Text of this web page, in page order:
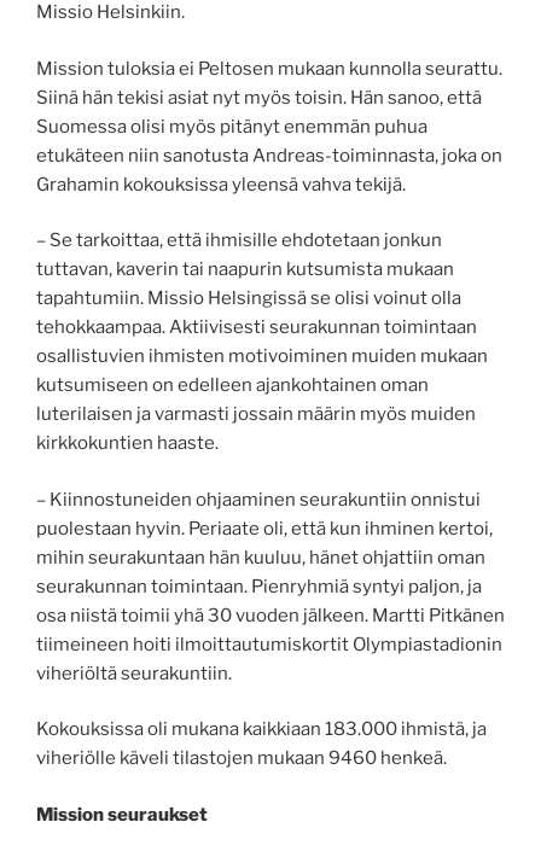
Missio Helsinkiin.
Mission tuloksia ei Peltosen mukaan kunnolla seurattu.
Siinä hän tekisi asiat nyt myös toisin. Hän sanoo, että
Suomessa olisi myös pitänyt enemmän puhua
etukäteen niin sanotusta Andreas-toiminnasta, joka on
Grahamin kokouksissa yleensä vahva tekijä.
– Se tarkoittaa, että ihmisille ehdotetaan jonkun
tuttavan, kaverin tai naapurin kutsumista mukaan
tapahtumiin. Missio Helsingissä se olisi voinut olla
tehokkaampaa. Aktiivisesti seurakunnan toimintaan
osallistuvien ihmisten motivoiminen muiden mukaan
kutsumiseen on edelleen ajankohtainen oman
luterilaisen ja varmasti jossain määrin myös muiden
kirkkokuntien haaste.
– Kiinnostuneiden ohjaaminen seurakuntiin onnistui
puolestaan hyvin. Periaate oli, että kun ihminen kertoi,
mihin seurakuntaan hän kuuluu, hänet ohjattiin oman
seurakunnan toimintaan. Pienryhmiä syntyi paljon, ja
osa niistä toimii yhä 30 vuoden jälkeen. Martti Pitkänen
tiimeineen hoiti ilmoittautumiskortit Olympiastadionin
viheriöltä seurakuntiin.
Kokouksissa oli mukana kaikkiaan 183.000 ihmistä, ja
viheriölle käveli tilastojen mukaan 9460 henkeä.
Mission seuraukset